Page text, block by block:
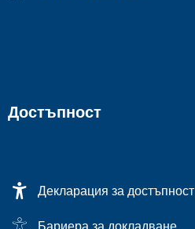
Достъпност
Декларация за достъпност